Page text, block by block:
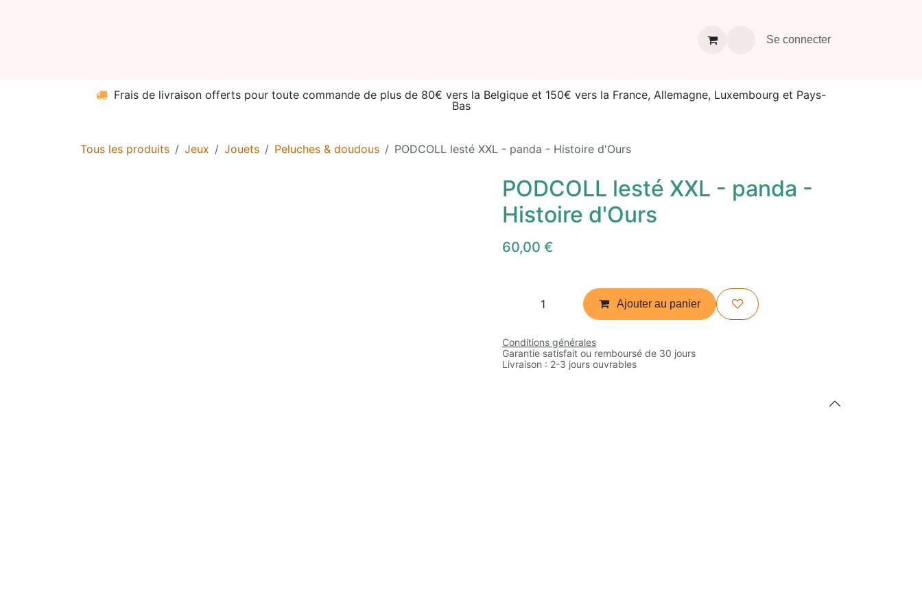
Contact Se connecter
Frais de livraison offerts pour toute commande de plus de 80€ vers la Belgique et 150€ vers la France, Allemagne, Luxembourg et Pays-
Bas
Tous les produits Jeux Jouets Peluches & doudous PODCOLL lesté XXL - panda - Histoire d'Ours
PODCOLL lesté XXL - panda -
Histoire d'Ours
60,00 €
Ajouter au panier
Conditions générales
Garantie satisfait ou remboursé de 30 jours
Livraison : 2-3 jours ouvrables